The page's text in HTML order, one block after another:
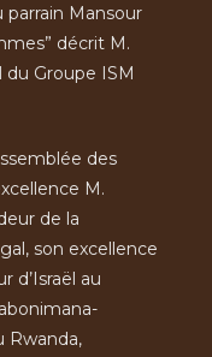
Mansour
décrit M.
du Groupe ISM
des
M.
de la
son excellence
d’Israël au
Rwanda,